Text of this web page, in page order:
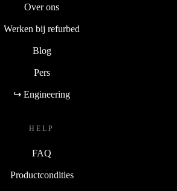
Over ons
Werken bij refurbed
Blog
Pers
↪ Engineering
HELP
FAQ
Productcondities